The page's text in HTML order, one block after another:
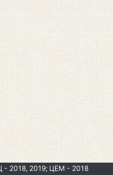
2018, 2019; ЦЕМ - 2018